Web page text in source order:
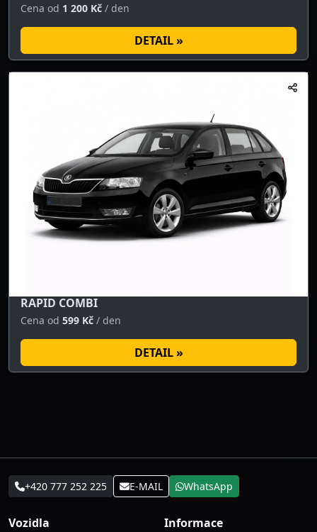
Cena od 1 200 Kč / den
DETAIL »
RAPID COMBI
Cena od 599 Kč / den
DETAIL »
+420 777 252 225 E-MAIL WhatsApp
Vozidla
Informace